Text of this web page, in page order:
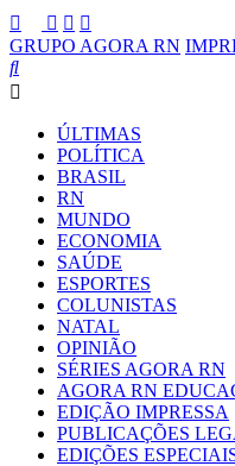
GRUPO AGORA RN
ÚLTIMAS
POLÍTICA
BRASIL
RN
MUNDO
ECONOMIA
SAÚDE
ESPORTES
COLUNISTAS
NATAL
OPINIÃO
SÉRIES AGORA RN
AGORA RN
EDIÇÃO IMPRESSA
PUBLICAÇÕES
EDIÇÕES